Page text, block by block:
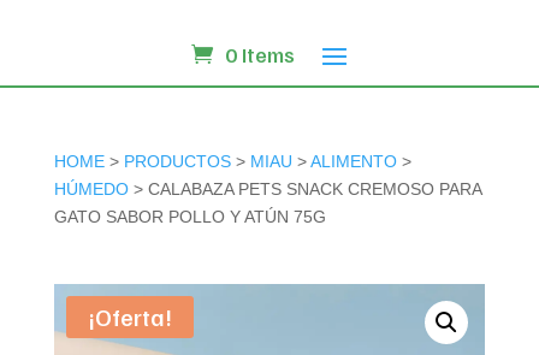
0 Items
HOME> PRODUCTOS> MIAU >ALIMENTO>
HÚMEDO> CALABAZA PETS SNACK CREMOSO PARA
GATO SABOR POLLO Y ATÚN 75G
¡Oferta!